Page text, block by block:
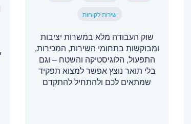
שירות לקוחות
שוק העבודה מלא במשרות יציבות
ומבוקשות בתחומי השירות, המכירות,
התפעול, הלוגיסטיקה והשטח – וגם
בלי תואר נוצץ אפשר למצוא תפקיד
שמתאים לכם ולהתחיל להתקדם